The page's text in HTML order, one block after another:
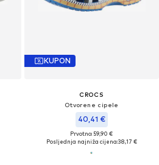
KUPON
CROCS
Otvorene cipele
40,41 €
Prvotno: 59,90 €
Posljednja najniža cijena:38,17 €